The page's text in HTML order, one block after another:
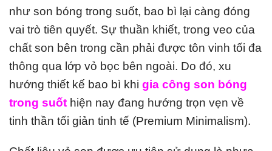
như son bóng trong suốt, bao bì lại càng đóng
vai trò tiên quyết. Sự thuần khiết, trong veo của
chất son bên trong cần phải được tôn vinh tối đa
thông qua lớp vỏ bọc bên ngoài. Do đó, xu
hướng thiết kế bao bì khi gia công son bóng
trong suốt hiện nay đang hướng trọn vẹn về
tinh thần tối giản tinh tế (Premium Minimalism).